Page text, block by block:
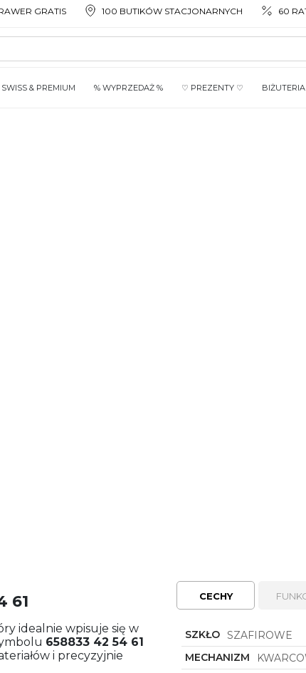
GRATIS 100 BUTIKÓW STACJONARNYCH 60
SWISS & PREMIUM % WYPRZEDAŻ % ♡ PREZENTY ♡ BIŻUTERIA
61
idealnie wpisuje się w
658833 42 54 61
i precyzyjnie
CECHY
SZKŁO SZAFIROWE
MECHANIZM